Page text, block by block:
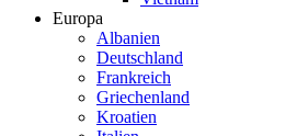
Europa
Albanien
Deutschland
Frankreich
Griechenland
Kroatien